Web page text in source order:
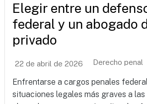
Elegir entre un
federal y un abogado
privado
22 de abril de 2026 Derecho penal
Enfrentarse a cargos penales
situaciones legales más graves a las